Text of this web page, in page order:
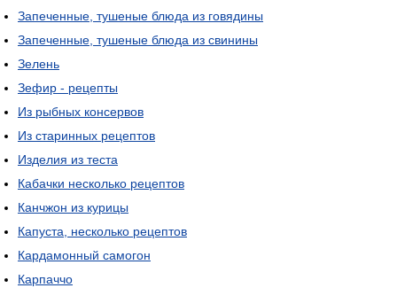
Запеченные, тушеные блюда из говядины
Запеченные, тушеные блюда из свинины
Зелень
Зефир - рецепты
Из рыбных консервов
Из старинных рецептов
Изделия из теста
Кабачки несколько рецептов
Канчжон из курицы
Капуста, несколько рецептов
Кардамонный самогон
Карпаччо